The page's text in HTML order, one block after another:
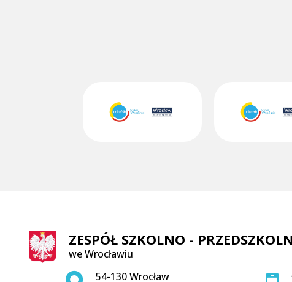
ZESPÓŁ SZKOLNO -
we Wrocławiu
Adres pocztowy:
54-130 Wrocław